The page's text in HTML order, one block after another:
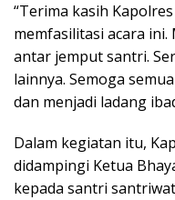
“Terima kasih
memfasilitasi acara
antar jemput santri.
lainnya. Semoga
dan menjadi ladang
Dalam kegiatan itu,
didampingi Ketua
kepada santri